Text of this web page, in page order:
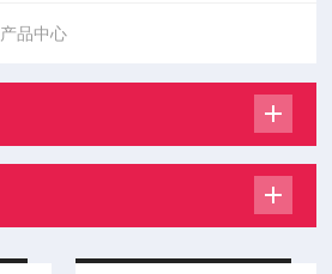
产品中心